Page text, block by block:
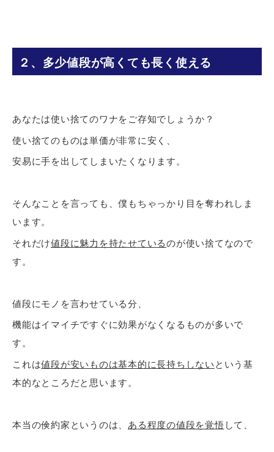
２、多少値段が高くても長く使える
あなたは使い捨てのワナをご存知でしょうか？
使い捨てのものは単価が非常に安く、
安易に手を出してしまいたくなります。
そんなことを言っても、僕もちゃっかり目を奪われしま
います。
それだけ値段に魅力を持たせているのが使い捨てなので
す。
値段にモノを言わせている分、
機能はイマイチですぐに効果がなくなるものが多いで
す。
これは値段が安いものは基本的に長持ちしない という基
本的なところだと思います。
本当の倹約家というのは、 ある程度の値段を覚悟 して、